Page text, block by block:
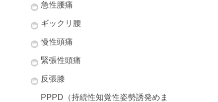
急性腰痛
ギックリ腰
慢性頭痛
緊張性頭痛
反張膝
PPPD（持続性知覚性姿勢誘発めま